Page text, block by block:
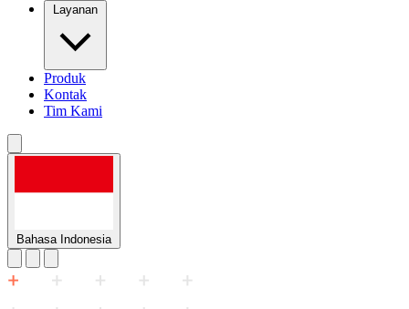
Produk
Kontak
Tim Kami
Bahasa Indonesia